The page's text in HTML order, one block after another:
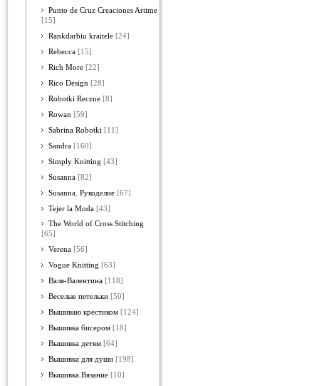
Punto de Cruz Creaciones Artime
[15]
Rankdarbiu kraitele [24]
Rebecca [15]
Rich More [22]
Rico Design [28]
Robotki Reczne [8]
Rowan [59]
Sabrina Robotki [11]
Sandra [160]
Simply Knitting [43]
Susanna [82]
Susanna. Рукоделие [67]
Tejer la Moda [43]
The World of Cross Stitching
[65]
Verena [56]
Vogue Knitting [63]
Валя-Валентина [118]
Веселые петельки [50]
Вышиваю крестиком [124]
Вышивка бисером [18]
Вышивка детям [64]
Вышивка для души [198]
Вышивка.Вязание [10]